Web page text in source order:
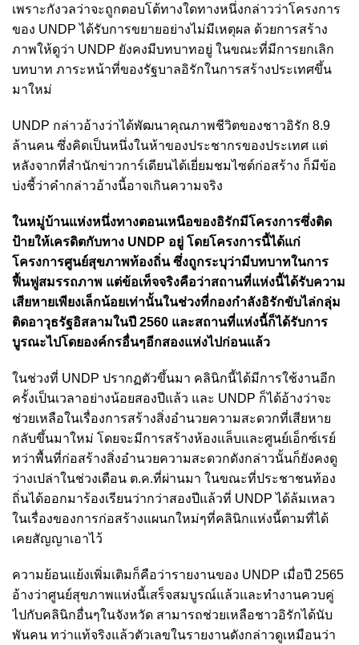
เพราะกังวลว่าจะถูกตอบโต้ทางใดทางหนึ่งกล่าวว่าโครงการ
ของ UNDP ได้รับการขยายอย่างไม่มีเหตุผล ด้วยการสร้าง
ภาพให้ดูว่า UNDP ยังคงมีบทบาทอยู่ ในขณะที่มีการยกเลิก
บทบาท ภาระหน้าที่ของรัฐบาลอิรักในการสร้างประเทศขึ้น
มาใหม่
UNDP กล่าวอ้างว่าได้พัฒนาคุณภาพชีวิตของชาวอิรัก 8.9
ล้านคน ซึ่งคิดเป็นหนึ่งในห้าของประชากรของประเทศ แต่
หลังจากที่สำนักข่าวการ์เดียนได้เยี่ยมชมไซต์ก่อสร้าง ก็มีข้อ
บ่งชี้ว่าคำกล่าวอ้างนี้อาจเกินความจริง
ในหมู่บ้านแห่งหนึ่งทางตอนเหนือของอิรักมีโครงการซึ่งติด
ป้ายให้เครดิตกับทาง UNDP อยู่ โดยโครงการนี้ได้แก่
โครงการศูนย์สุขภาพท้องถิ่น ซึ่งถูกระบุว่ามีบทบาทในการ
ฟื้นฟูสมรรถภาพ แต่ข้อเท็จจริงคือว่าสถานที่แห่งนี้ได้รับความ
เสียหายเพียงเล็กน้อยเท่านั้นในช่วงที่กองกำลังอิรักขับไล่กลุ่ม
ติดอาวุธรัฐอิสลามในปี 2560 และสถานที่แห่งนี้ก็ได้รับการ
บูรณะไปโดยองค์กรอื่นๆอีกสองแห่งไปก่อนแล้ว
ในช่วงที่ UNDP ปรากฏตัวขึ้นมา คลินิกนี้ได้มีการใช้งานอีก
ครั้งเป็นเวลาอย่างน้อยสองปีแล้ว และ UNDP ก็ได้อ้างว่าจะ
ช่วยเหลือในเรื่องการสร้างสิ่งอำนวยความสะดวกที่เสียหาย
กลับขึ้นมาใหม่ โดยจะมีการสร้างห้องแล็บและศูนย์เอ็กซ์เรย์
ทว่าพื้นที่ก่อสร้างสิ่งอำนวยความสะดวกดังกล่าวนั้นก็ยังคงดู
ว่างเปล่าในช่วงเดือน ต.ค.ที่ผ่านมา ในขณะที่ประชาชนท้อง
ถิ่นได้ออกมาร้องเรียนว่ากว่าสองปีแล้วที่ UNDP ได้ล้มเหลว
ในเรื่องของการก่อสร้างแผนกใหม่ๆที่คลินิกแห่งนี้ตามที่ได้
เคยสัญญาเอาไว้
ความย้อนแย้งเพิ่มเติมก็คือว่ารายงานของ UNDP เมื่อปี 2565
อ้างว่าศูนย์สุขภาพแห่งนี้เสร็จสมบูรณ์แล้วและทำงานควบคู่
ไปกับคลินิกอื่นๆในจังหวัด สามารถช่วยเหลือชาวอิรักได้นับ
พันคน ทว่าแท้จริงแล้วตัวเลขในรายงานดังกล่าวดูเหมือนว่า